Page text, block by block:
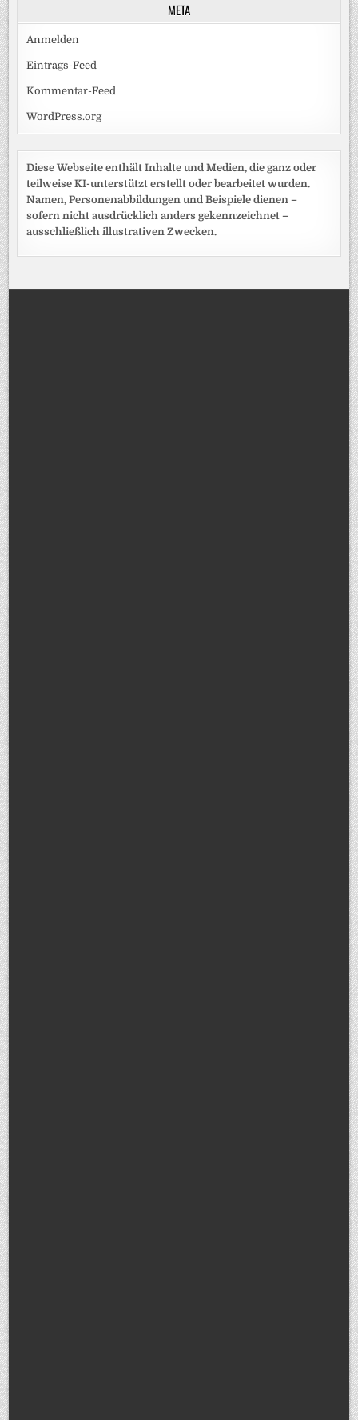
META
Anmelden
Eintrags-Feed
Kommentar-Feed
WordPress.org
Diese Webseite enthält Inhalte und Medien, die ganz oder
teilweise KI-unterstützt erstellt oder bearbeitet wurden.
Namen, Personenabbildungen und Beispiele dienen –
sofern nicht ausdrücklich anders gekennzeichnet –
ausschließlich illustrativen Zwecken.